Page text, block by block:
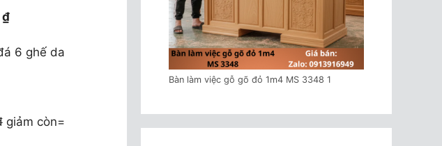
₫Giá
tại6 ghế da
giảm còn=
Bàn làm việc gỗ gõ đỏ 1m4 MS 3348 1